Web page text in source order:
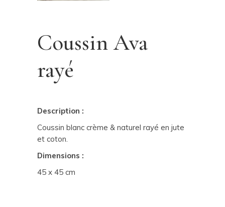
Coussin Ava
rayé
Description :
Coussin blanc crème & naturel rayé en jute
et coton.
Dimensions :
45 x 45 cm